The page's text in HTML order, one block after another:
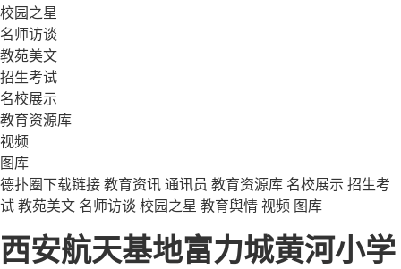
校园之星
名师访谈
教苑美文
招生考试
名校展示
教育资源库
视频
图库
德扑圈下载链接 教育资讯 通讯员 教育资源库 名校展示 招生考
试 教苑美文 名师访谈 校园之星 教育舆情 视频 图库
西安航天基地富力城黄河小学